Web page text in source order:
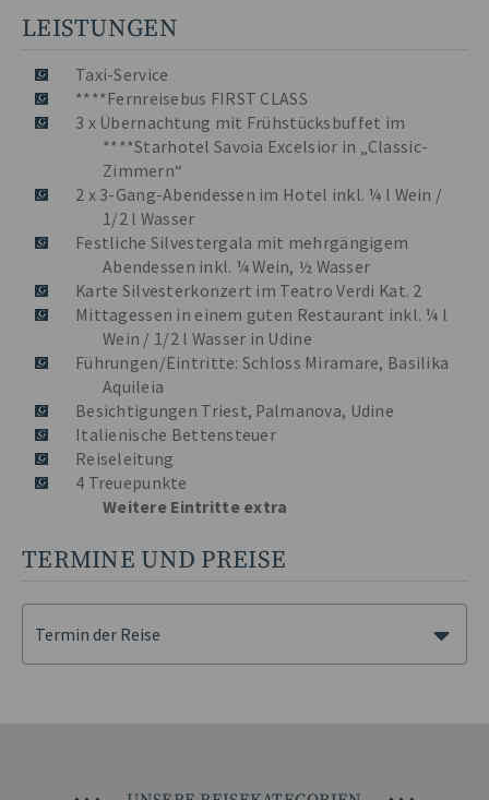
LEISTUNGEN
Taxi-Service
****Fernreisebus FIRST CLASS
3 x Übernachtung mit Frühstücksbuffet im
****Starhotel Savoia Excelsior in „Classic-
Zimmern“
2 x 3-Gang-Abendessen im Hotel inkl. ¼ l Wein /
1/2 l Wasser
Festliche Silvestergala mit mehrgängigem
Abendessen inkl. ¼ Wein, ½ Wasser
Karte Silvesterkonzert im Teatro Verdi Kat. 2
Mittagessen in einem guten Restaurant inkl. ¼ l
Wein / 1/2 l Wasser in Udine
Führungen/Eintritte: Schloss Miramare, Basilika
Aquileia
Besichtigungen Triest, Palmanova, Udine
Italienische Bettensteuer
Reiseleitung
4 Treuepunkte
Weitere Eintritte extra
TERMINE UND PREISE
Termin der Reise